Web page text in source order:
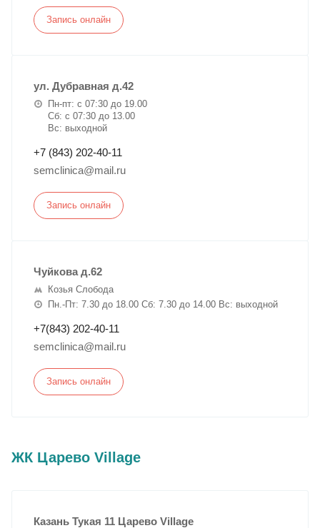
Запись онлайн
ул. Дубравная д.42
Пн-пт: с 07:30 до 19.00
Сб: с 07:30 до 13.00
Вс: выходной
+7 (843) 202-40-11
semclinica@mail.ru
Запись онлайн
Чуйкова д.62
Козья Слобода
Пн.-Пт: 7.30 до 18.00 Сб: 7.30 до 14.00 Вс: выходной
+7(843) 202-40-11
semclinica@mail.ru
Запись онлайн
ЖК Царево Village
Казань Тукая 11 Царево Village